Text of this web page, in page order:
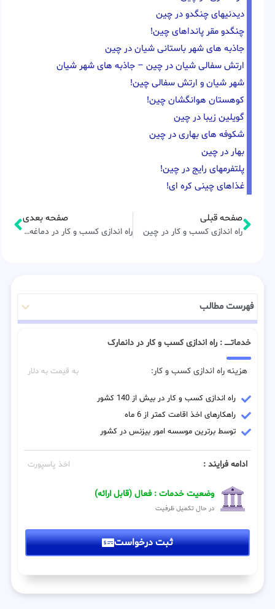
دیدنیهای چنگدو در چین
چنگدو مقر پانداهای چین!
جاذبه های شهر باستانی شیان در چین
ارتش سفالی شیان در چین – جاذبه های شهر شیان
شهر شیان و ارتش سفالی چین!
کوهستان هوانگشان چین!
گویلین زیبا در چین
شکوفه های بهاری در چین
بهار در چین
پلتفرمهای رایج در چین!
غذاهای چینی کره ای!
صفحه قبلی
راه اندازی کسب و کار در چین
صفحه بعدی
راه اندازی کسب و کار در دماغه سبز
فهرست مطالب
خدماتـــــ : راه اندازی کسب و کار در دانمارک
هزینه راه اندازی کسب و کار: به قیمت به دلار
راه اندازی کسب و کار در بیش از 140 کشور
راهکارهای اخذ اقامت کمتر از 6 ماه
توسط برترین موسسه امور بیزنس در کشور
ادامه فرایند : اخذ پاسپورت
وضعیت خدمات : فعال (قابل ارائه)
در حال تکمیل ظرفیت
ثبت درخواست